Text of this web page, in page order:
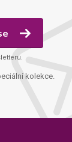
kolekce.